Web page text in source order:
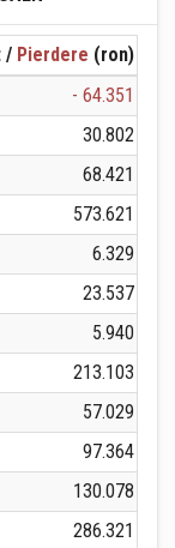
/ Pierdere (ron)
- 64.351
30.802
68.421
573.621
6.329
23.537
5.940
213.103
57.029
97.364
130.078
286.321